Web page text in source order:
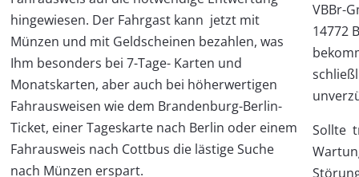
hingewiesen. Der Fahrgast kann jetzt mit
Münzen und mit Geldscheinen bezahlen, was
Ihm besonders bei 7-Tage- Karten und
Monatskarten, aber auch bei höherwertigen
Fahrausweisen wie dem Brandenburg-Berlin-
Ticket, einer Tageskarte nach Berlin oder einem
Fahrausweis nach Cottbus die lästige Suche
nach Münzen erspart.
VBBr-
14772
Sollte